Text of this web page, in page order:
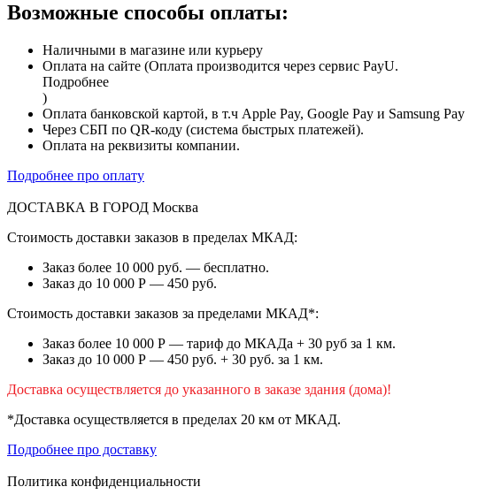
Возможные способы оплаты:
Наличными в магазине или курьеру
Оплата на сайте (Оплата производится через сервис PayU.
Подробнее
)
Оплата банковской картой, в т.ч Apple Pay, Google Pay и Samsung Pay
Через СБП по QR-коду (система быстрых платежей).
Оплата на реквизиты компании.
Подробнее про оплату
ДОСТАВКА В ГОРОД Москва
Стоимость доставки заказов в пределах МКАД:
Заказ более 10 000 руб. — бесплатно.
Заказ до 10 000 Р — 450 руб.
Стоимость доставки заказов за пределами МКАД*:
Заказ более 10 000 Р — тариф до МКАДа + 30 руб за 1 км.
Заказ до 10 000 Р — 450 руб. + 30 руб. за 1 км.
Доставка осуществляется до указанного в заказе здания (дома)!
*Доставка осуществляется в пределах 20 км от МКАД.
Подробнее про доставку
Политика конфиденциальности